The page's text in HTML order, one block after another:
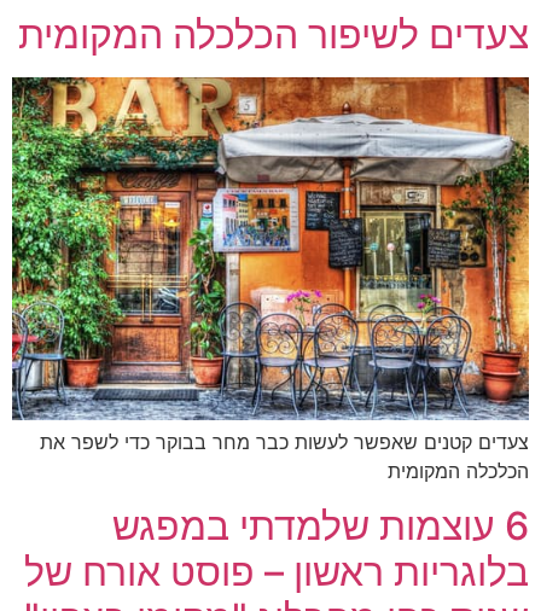
לשיפור הכלכלה המקומית
קטנים שאפשר לעשות כבר מחר בבוקר כדי לשפר את
המקומית
6 עוצמות שלמדתי במפגש
ראשון – פוסט אורח של